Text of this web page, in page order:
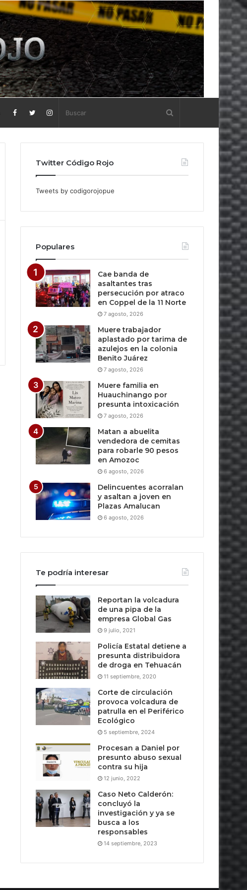
Twitter Código Rojo
Tweets by codigorojopue
Populares
Cae banda de
asaltantes tras
persecución por atraco
en Coppel de la 11 Norte
7 agosto, 2026
Muere trabajador
aplastado por tarima de
azulejos en la colonia
Benito Juárez
7 agosto, 2026
Muere familia en
Huauchinango por
presunta intoxicación
7 agosto, 2026
Matan a abuelita
vendedora de cemitas
para robarle 90 pesos
en Amozoc
6 agosto, 2026
Delincuentes acorralan
y asaltan a joven en
Plazas Amalucan
6 agosto, 2026
Te podría interesar
Reportan la volcadura
de una pipa de la
empresa Global Gas
9 julio, 2021
Policía Estatal detiene a
presunta distribuidora
de droga en Tehuacán
11 septiembre, 2020
Corte de circulación
provoca volcadura de
patrulla en el Periférico
Ecológico
5 septiembre, 2024
Procesan a Daniel por
presunto abuso sexual
contra su hija
12 junio, 2022
Caso Neto Calderón:
concluyó la
investigación y ya se
busca a los
responsables
14 septiembre, 2023